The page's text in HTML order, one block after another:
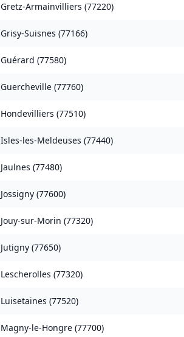
Gretz-Armainvilliers (77220)
Grisy-Suisnes (77166)
Guérard (77580)
Guercheville (77760)
Hondevilliers (77510)
Isles-les-Meldeuses (77440)
Jaulnes (77480)
Jossigny (77600)
Jouy-sur-Morin (77320)
Jutigny (77650)
Lescherolles (77320)
Luisetaines (77520)
Magny-le-Hongre (77700)